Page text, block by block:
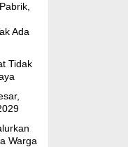
Ada
Tidak
Warga